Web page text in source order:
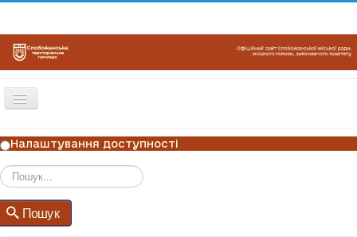
Перемикач
ГОЛОВНА
НОВИНИ
ОГОЛОШЕННЯ
ГРАФІКИ ПРИЙОМУ
Налаштування доступності
Пошук